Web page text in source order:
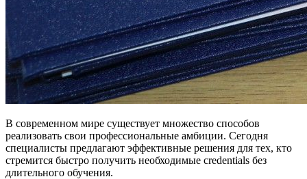
В современном мире существует множество способов
реализовать свои профессиональные амбиции. Сегодня
специалисты предлагают эффективные решения для тех, кто
стремится быстро получить необходимые credentials без
длительного обучения.